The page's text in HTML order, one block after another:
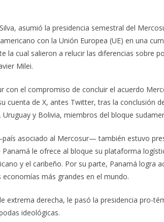
asumió la presidencia semestral del
con la Unión Europea (UE) en una
la cual salieron a relucir las diferencias sobre
Milei.
con el compromiso de concluir el acuerdo
cuenta de X, antes Twitter, tras la conclusión
y Bolivia, miembros del bloque
asociado al Mercosur— también estuvo
le ofrece al bloque su plataforma
y el caribeño. Por su parte, Panamá logra
más grandes en el mundo.
extrema derecha, le pasó la presidencia pro-
ideológicas.